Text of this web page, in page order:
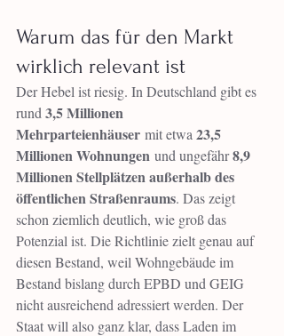
Warum das für den Markt
wirklich relevant ist
Der Hebel ist riesig. In Deutschland gibt es
rund 3,5 Millionen
Mehrparteienhäuser mit etwa 23,5
Millionen Wohnungen und ungefähr 8,9
Millionen Stellplätzen außerhalb des
öffentlichen Straßenraums. Das zeigt
schon ziemlich deutlich, wie groß das
Potenzial ist. Die Richtlinie zielt genau auf
diesen Bestand, weil Wohngebäude im
Bestand bislang durch EPBD und GEIG
nicht ausreichend adressiert werden. Der
Staat will also ganz klar, dass Laden im